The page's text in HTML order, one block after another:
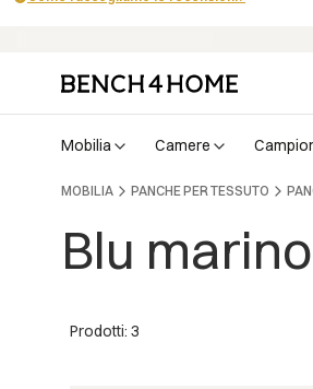
mobilia camere
MOBILIA PANCHE PER TESSUTO
Blu
Prodotti: 3